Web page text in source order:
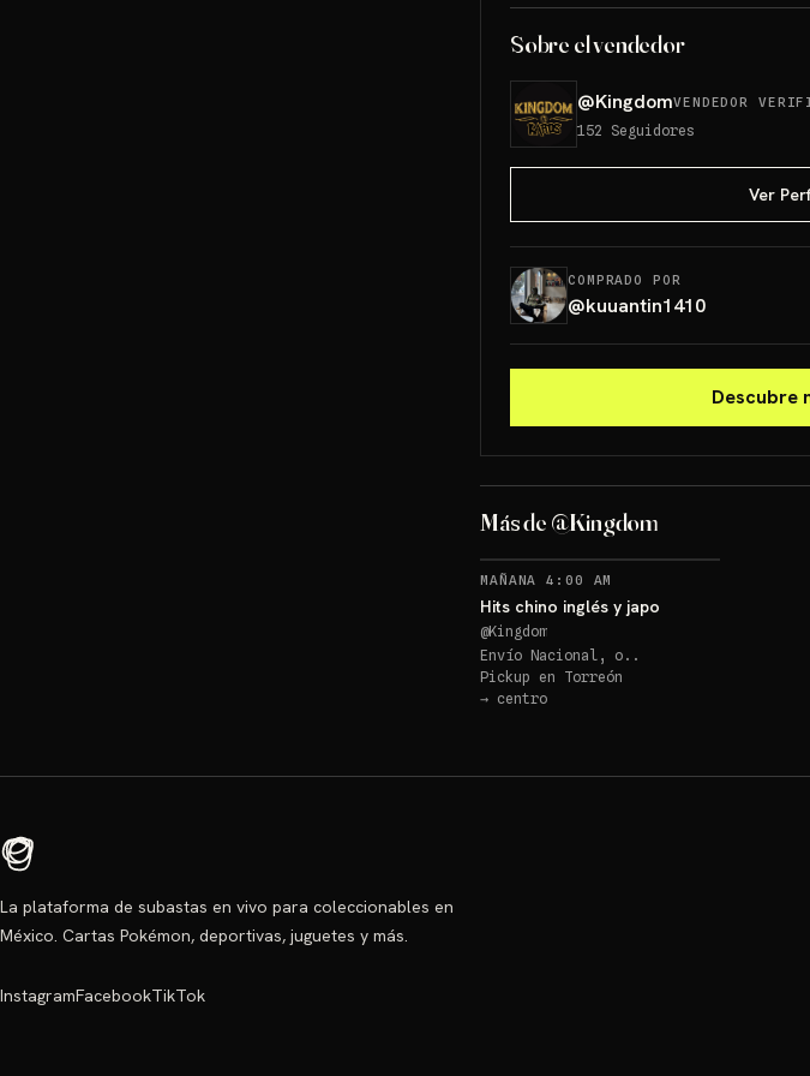
Sobre el vendedor
@KingdomVENDEDOR
152 Seguidores
Ver
COMPRADO POR
@kuuantin1410
Descubre
Más de @Kingdom
MAÑANA 4:00 AM
Hits chino inglés y japo
@Kingdom
Envío Nacional, o..
Pickup en Torreón
→ centro
La plataforma de subastas en vivo para coleccionables en
México. Cartas Pokémon, deportivas, juguetes y más.
InstagramFacebookTikTok